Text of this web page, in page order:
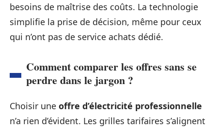
besoins de maîtrise des coûts. La technologie
simplifie la prise de décision, même pour ceux
qui n’ont pas de service achats dédié.
Comment comparer les offres sans se
perdre dans le jargon ?
Choisir une offre d’électricité professionnelle
n’a rien d’évident. Les grilles tarifaires s’alignent